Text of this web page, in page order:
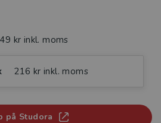
kr inkl. moms
216 kr inkl. moms
på Studora